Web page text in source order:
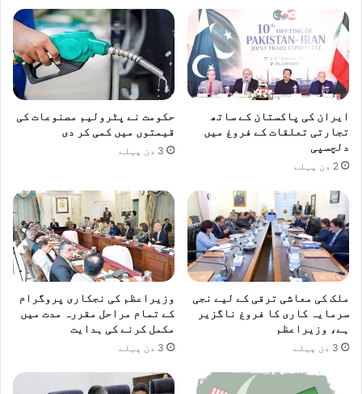
کریں
گے
ایران کی پاکستان کے ساتھ
تجارتی تعلقات کے فروغ میں
دلچسپی
2 دن پہلے
حکومت نے پٹرولیم مصنوعات کی
قیمتوں میں کمی کر دی
3 دن پہلے
ملک کی معاشی ترقی کے لیے نجی
سرمایہ کاری کا فروغ ناگزیر
ہے، وزیراعظم
3 دن پہلے
وزیراعظم کی نجکاری پروگرام
کے تمام مراحل مقررہ مدت میں
مکمل کرنے کی ہدایت
3 دن پہلے